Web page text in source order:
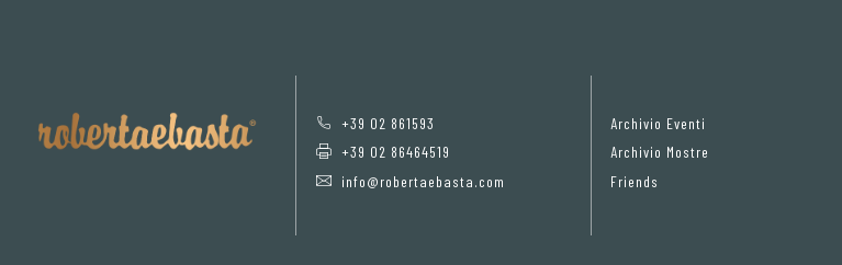
+39 02 861593
+39 02 86464519
info@robertaebasta.com
Archivio Eventi
Archivio Mostre
Friends